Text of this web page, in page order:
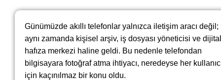
Günümüzde akıllı telefonlar yalnızca iletişim aracı değil;
aynı zamanda kişisel arşiv, iş dosyası yöneticisi ve dijital
hafıza merkezi haline geldi. Bu nedenle telefondan
bilgisayara fotoğraf atma ihtiyacı, neredeyse her
için kaçınılmaz bir konu oldu.